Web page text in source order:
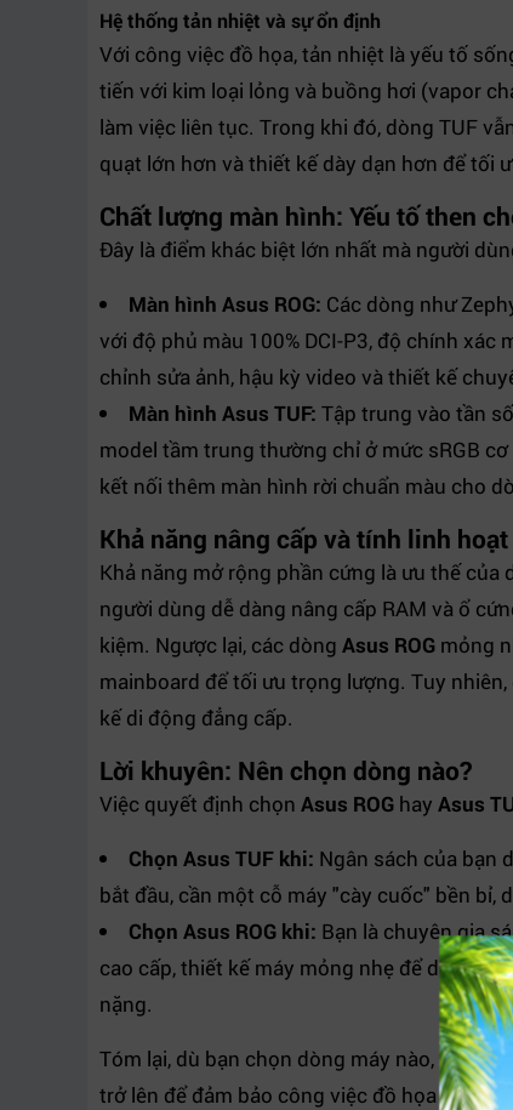
Hệ thống tản nhiệt và sự ổn định
Với công việc đồ họa, tản nhiệt là yếu tố
tiến với kim loại lỏng và buồng hơi (vapor
làm việc liên tục. Trong khi đó, dòng TUF
quạt lớn hơn và thiết kế dày dạn hơn để tối
Chất lượng màn hình: Yếu tố then
Đây là điểm khác biệt lớn nhất mà người
Màn hình Asus ROG: Các dòng như
với độ phủ màu 100% DCI-P3, độ chính xác
chỉnh sửa ảnh, hậu kỳ video và thiết kế
Màn hình Asus TUF: Tập trung vào tần
model tầm trung thường chỉ ở mức sRGB
kết nối thêm màn hình rời chuẩn màu cho
Khả năng nâng cấp và tính linh hoạt
Khả năng mở rộng phần cứng là ưu thế của
người dùng dễ dàng nâng cấp RAM và ổ
kiệm. Ngược lại, các dòng Asus ROG mỏng
mainboard để tối ưu trọng lượng. Tuy
kế di động đẳng cấp.
Lời khuyên: Nên chọn dòng nào?
Việc quyết định chọn Asus ROG hay Asus
Chọn Asus TUF khi: Ngân sách của bạn
bắt đầu, cần một cỗ máy "cày cuốc" bền bỉ,
Chọn Asus ROG khi: Bạn là chuyên gia
cao cấp, thiết kế máy mỏng nhẹ để di
nặng.
Tóm lại, dù bạn chọn dòng máy nào, hãy
trở lên để đảm bảo công việc đồ họa diễn